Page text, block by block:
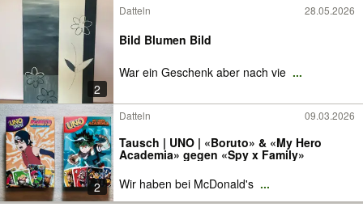
2
Datteln 28.05.2026
Bild Blumen Bild
War ein Geschenk aber nach vie ...
2
Datteln 09.03.2026
Tausch | UNO | «Boruto» & «My Hero
Academia» gegen «Spy x Family»
Wir haben bei McDonald's ...